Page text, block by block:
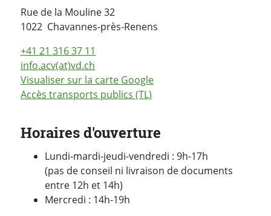
Rue de la Mouline 32
1022 Chavannes-près-Renens
+41 21 316 37 11
info.acv(at)vd.ch
Visualiser sur la carte Google
Accès transports publics (TL)
Horaires d'ouverture
Lundi-mardi-jeudi-vendredi : 9h-17h
(pas de conseil ni livraison de documents
entre 12h et 14h)
Mercredi : 14h-19h